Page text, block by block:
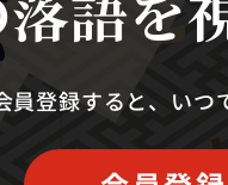
演時間からさがす
員登録すると、いつ